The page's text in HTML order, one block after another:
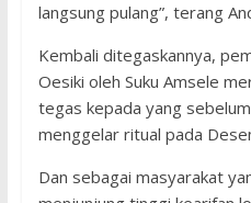
langsung pulang”, terang
Kembali ditegaskannya,
Oesiki oleh Suku Amsele
tegas kepada yang
menggelar ritual pada
Dan sebagai masyarakat